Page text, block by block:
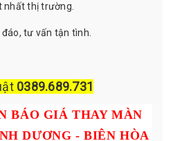
nhất thị trường.
tư vấn tận tình.
0389.689.731
BÁO GIÁ THAY MÀN
DƯƠNG - BIÊN HÒA